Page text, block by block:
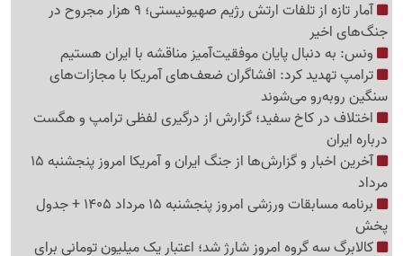
آمار تازه از تلفات ارتش رژیم صهیونیستی؛ 9 هزار مجروح در
جنگ‌های اخیر
ونس: به دنبال پایان موفقیت‌آمیز مناقشه با ایران هستیم
ترامپ تهدید کرد: افشاگران ضعف‌های آمریکا با مجازات‌های
سنگین روبه‌رو می‌شوند
اختلاف در کاخ سفید؛ گزارش از درگیری لفظی ترامپ و هگست
درباره ایران
آخرین اخبار و گزارش‌ها از جنگ ایران و آمریکا امروز پنجشنبه 15
مرداد
برنامه مسابقات ورزشی امروز پنجشنبه 15 مرداد 1405 + جدول
پخش
کالابرگ سه گروه امروز شارژ شد؛ اعتبار یک میلیون تومانی برای